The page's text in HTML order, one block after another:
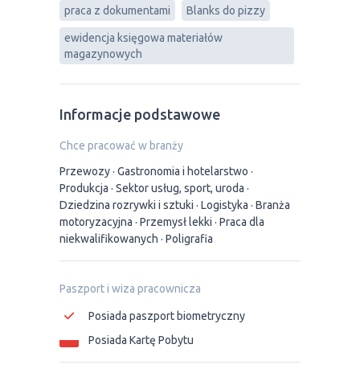
praca z dokumentami Blanks do pizzy
ewidencja księgowa materiałów
magazynowych
Informacje podstawowe
Chce pracować w branży
Przewozy Gastronomia i hotelarstwo
Produkcja
Sektor usług, sport, uroda
Dziedzina rozrywki i sztuki
Logistyka
Branża
motoryzacyjna
Przemysł lekki
Praca dla
niekwalifikowanych
Poligrafia
Paszport i wiza pracownicza
Posiada paszport biometryczny
Posiada Kartę Pobytu